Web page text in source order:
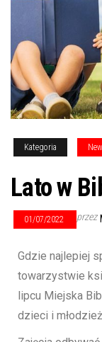
Kategoria
Lato w
01/07/2022 przez
Gdzie najlepiej
towarzystwie
lipcu Miejska
dzieci i